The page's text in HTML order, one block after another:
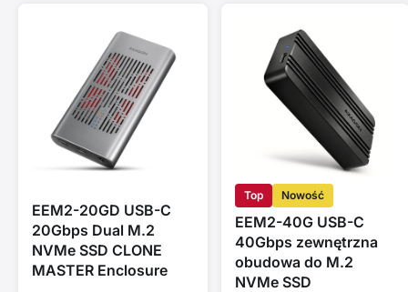
EEM2-20GD USB-C
20Gbps Dual M.2
NVMe SSD CLONE
MASTER Enclosure
Top Nowość
EEM2-40G USB-C
40Gbps zewnętrzna
obudowa do M.2
NVMe SSD